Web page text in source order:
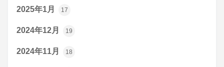
2025年1月 17
2024年12月 19
2024年11月 18